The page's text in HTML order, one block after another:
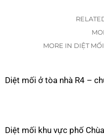
MORE IN DIỆT
Diệt mối ở tòa nhà R4 –
Diệt mối khu vực phố